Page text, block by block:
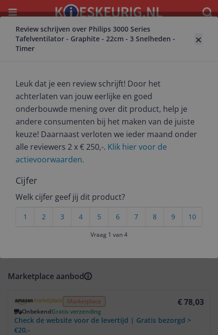
Menu
Terug naar ventilator
Review schrijven over Philips 3000 Series
Tafelventilator - Graphite - 22cm - 3 Snelheden -
Timer
Leuk dat je een review schrijft! Door het
achterlaten van jouw eerlijke en goed
onderbouwde mening over dit product, help je
andere consumenten bij het maken van de juiste
keuze! Daarnaast verloten we ieder maand onder
alle reviewers 2 x € 250,-. Klik hier voor de
actievoorwaarden.
Cijfer
Welk cijfer geef jij dit product?
10
9
8
7
6
5
4
3
2
1
Vraag 1 van 4
Alle 3 prijzen en aanbieders
Meest populaire keuze – Scherpste prijs!
€ 78,03
OnbekendGratis verzending
Check de website voor de levertijd | Gratis bezorgd >
Bekijk product
1 tot 2 dagen
Gratis verzending
Bekijk product
Marketplace aanbod
Marketplace € 78,03
OnbekendGratis verzending
Check de website voor de levertijd | Gratis bezorgd >
€20,-